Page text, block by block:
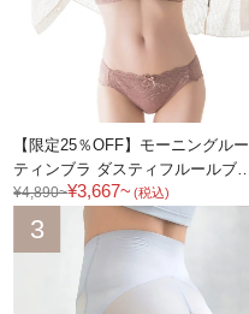
【限定25％OFF】モーニングルー
ティンブラ ダスティフルールブラ
&ショーツセット
¥4,890~¥3,667~ (税込)
3